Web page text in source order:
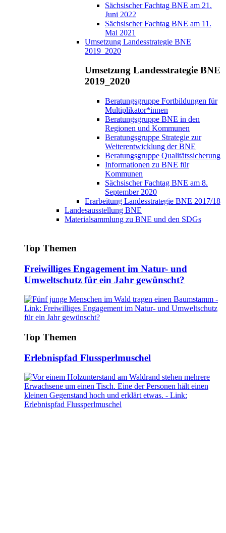
Sächsischer Fachtag BNE am 21.
Juni 2022
Sächsischer Fachtag BNE am 11.
Mai 2021
Umsetzung Landesstrategie BNE
2019_2020
Umsetzung Landesstrategie BNE
2019_2020
Beratungsgruppe Fortbildungen für
Multiplikator*innen
Beratungsgruppe BNE in den
Regionen und Kommunen
Beratungsgruppe Strategie zur
Weiterentwicklung der BNE
Beratungsgruppe Qualitätssicherung
Informationen zu BNE für
Kommunen
Sächsischer Fachtag BNE am 8.
September 2020
Erarbeitung Landesstrategie BNE 2017/18
Landesausstellung BNE
Materialsammlung zu BNE und den SDGs
Top Themen
Freiwilliges Engagement im Natur- und
Umweltschutz für ein Jahr gewünscht?
Top Themen
Erlebnispfad Flussperlmuschel